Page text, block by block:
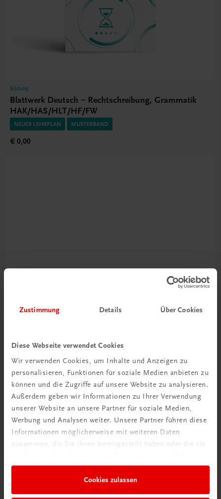
Zustimmung Details Über Cookies
Diese Webseite verwendet Cookies
Wir verwenden Cookies, um Inhalte und Anzeigen zu
personalisieren, Funktionen für soziale Medien anbieten zu
können und die Zugriffe auf unsere Website zu analysieren.
Außerdem geben wir Informationen zu Ihrer Verwendung
unserer Website an unsere Partner für soziale Medien,
Werbung und Analysen weiter. Unsere Partner führen diese
Informationen möglicherweise mit weiteren Daten
zusammen, die Sie ihnen bereitgestellt haben oder die sie
Cookies zulassen
Bildung
Blattwerk Deutsch – Rechtschreibung, Grammatik
HAK/HAS/HLT/HF/FW
NEUER LEHRPLAN MUSTERBAND
€ 0,00
Durchblick behalten
Musterbände bestellen
Poster